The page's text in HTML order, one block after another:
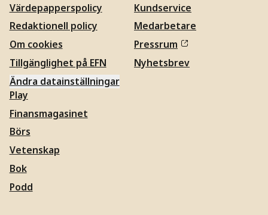
Värdepapperspolicy
Redaktionell policy
Om cookies
Tillgänglighet på EFN
Ändra datainställningar
Kundservice
Medarbetare
Pressrum
Nyhetsbrev
Play
Finansmagasinet
Börs
Vetenskap
Bok
Podd